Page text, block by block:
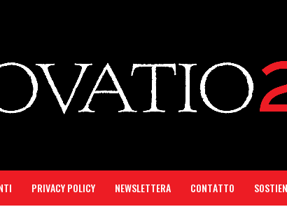
PRIVACY POLICY NEWSLETTERA CONTATTO